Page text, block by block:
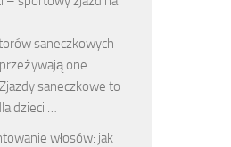
saneczkowych
one
saneczkowe to
dzieci …
włosów: jak